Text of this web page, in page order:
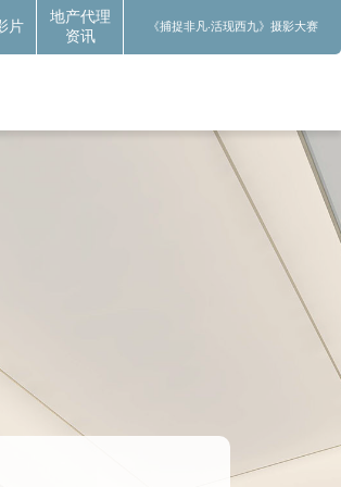
片
地产代理
资讯
《捕捉非凡‧活现西九》摄影大赛